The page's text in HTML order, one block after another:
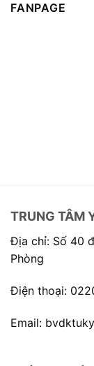
FANPAGE
TRUNG TÂM
Địa chỉ: Số 40
Phòng
Điện thoại:
Email: